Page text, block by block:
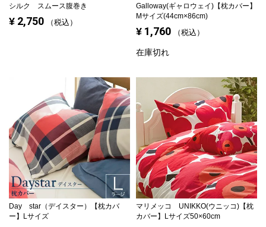
シルク スムース腹巻き
¥ 2,750 税込
Galloway(ギャロウェイ)【枕カバー】
Mサイズ(44cm×86cm)
¥ 1,760 税込
在庫切れ
Day star（デイスター）【枕カバ
ー】Lサイズ
マリメッコ UNIKKO(ウニッコ)【枕
カバー】Lサイズ50×60cm